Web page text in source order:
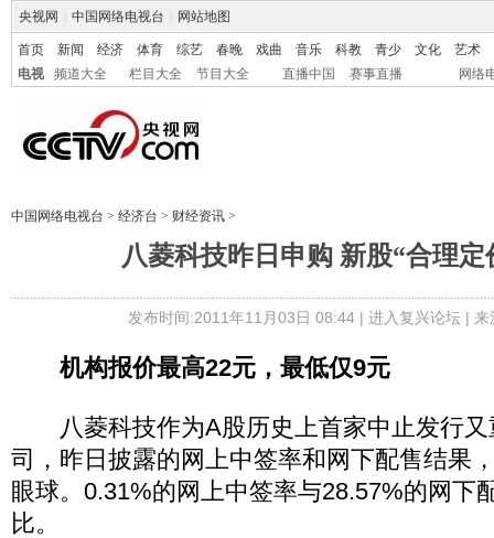
央视网 中国网络电视台 网站地图
首页 新闻 经济 体育 综艺 春晚 戏曲 音乐 科教 青少 文化
艺术
电视
频道大全 栏目大全 节目大全 直播中国 赛事直播 网络
中国网络电视台 > 经济台 > 财经资讯 >
八菱科技昨日申购 新股“合理定
发布时间:2011年11月03日 08:44 | 进入复兴论坛| 来
机构报价最高22元，最低仅9元
八菱科技作为A股历史上首家中止发行又
司，昨日披露的网上中签率和网下配售结果
眼球。0.31%的网上中签率与28.57%的网下
比。